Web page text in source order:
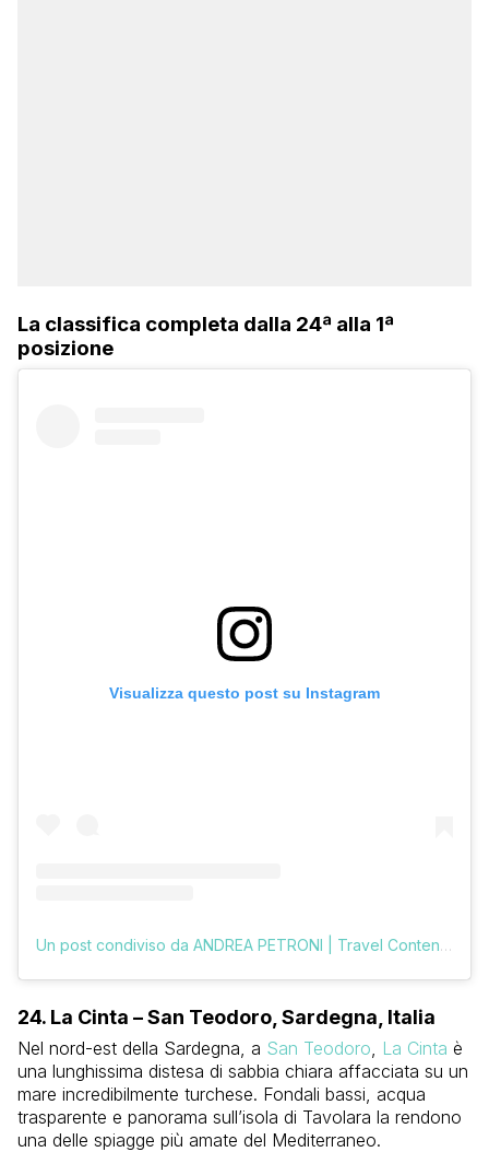
La classifica completa dalla 24ª alla 1ª
posizione
Visualizza questo post su Instagram
Un post condiviso da ANDREA PETRONI | Travel Content Creator (@vologratis)
24. La Cinta – San Teodoro, Sardegna, Italia
Nel nord-est della Sardegna, a San Teodoro La Cinta è
una lunghissima distesa di sabbia chiara affacciata su un
mare incredibilmente turchese. Fondali bassi, acqua
trasparente e panorama sull’isola di Tavolara la rendono
una delle spiagge più amate del Mediterraneo.